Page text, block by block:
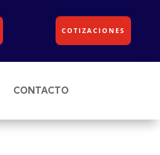
COTIZACIONES
CONTACTO